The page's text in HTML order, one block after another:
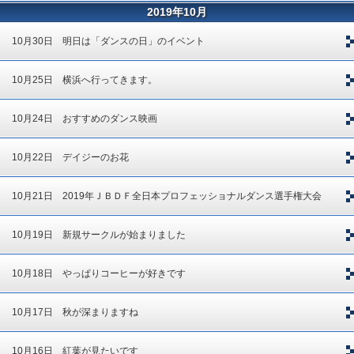
2019年10月
10月30日 明日は「ダンスの日」のイベント
10月25日 横浜へ行ってきます。
10月24日 おすすめのダンス映画
10月22日 デイジーのお花
10月21日 2019年ＪＢＤＦ全日本プロフェッショナルダンス選手権大会
10月19日 新規サークルが始まりました
10月18日 やっぱりコーヒーが好きです
10月17日 秋が深まりますね
10月16日 紅葉が見たいです